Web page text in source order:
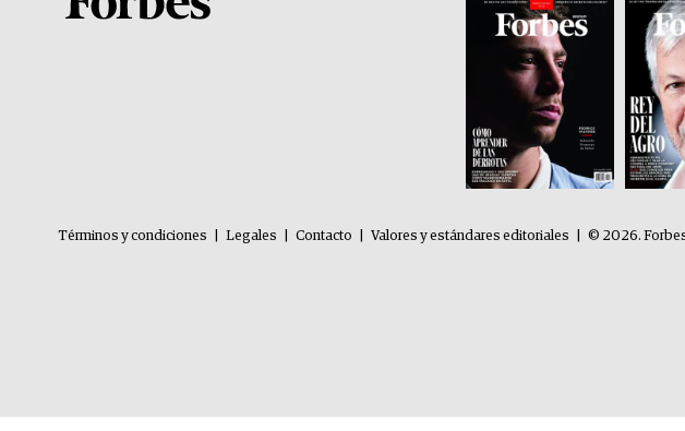
Términos y condiciones Legales Contacto Valores y estándares editoriales © 2026.